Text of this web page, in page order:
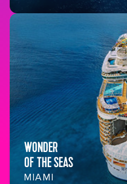
WONDER
OF THE SEAS
MIAMI